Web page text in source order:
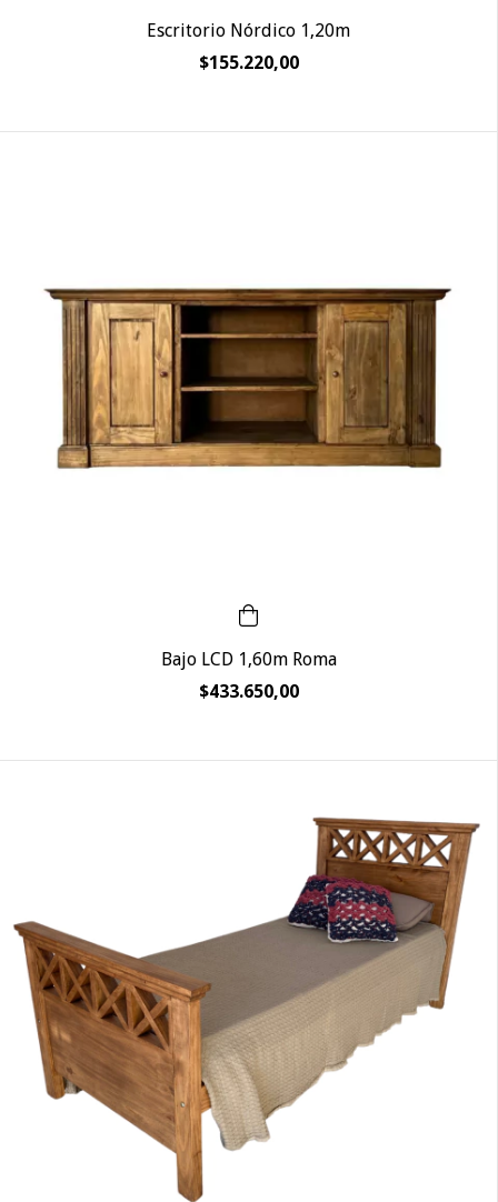
Escritorio Nórdico 1,20m
$155.220,00
Bajo LCD 1,60m Roma
$433.650,00